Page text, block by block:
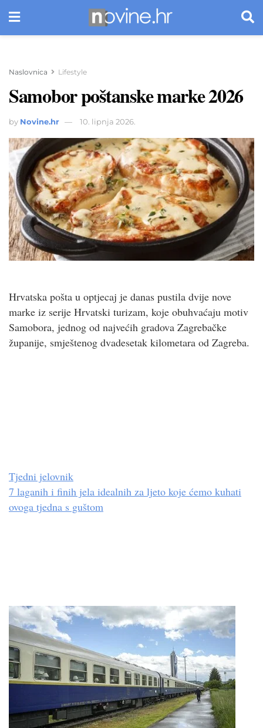
Naslovnica Lifestyle
Samobor poštanske marke 2026
by Novine.hr 10. lipnja 2026.
Hrvatska pošta u optjecaj je danas pustila dvije nove
marke iz serije Hrvatski turizam, koje obuhvaćaju motiv
Samobora, jednog od najvećih gradova Zagrebačke
županije, smještenog dvadesetak kilometara od Zagreba.
Tjedni jelovnik
7 laganih i finih jela idealnih za ljeto koje ćemo kuhati
ovoga tjedna s guštom